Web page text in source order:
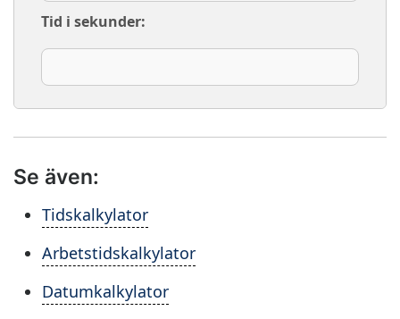
Tid i sekunder:
Se även:
Tidskalkylator
Arbetstidskalkylator
Datumkalkylator